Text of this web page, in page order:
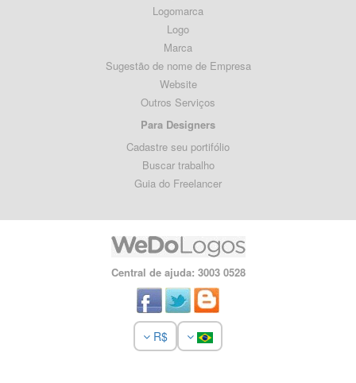
Logomarca
Logo
Marca
Sugestão de nome de Empresa
Website
Outros Serviços
Para Designers
Cadastre seu portifólio
Buscar trabalho
Guia do Freelancer
Central de ajuda: 3003 0528
R$